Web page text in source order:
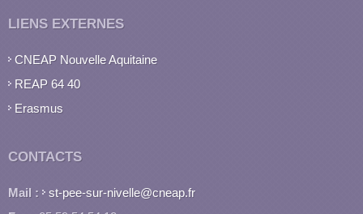
LIENS EXTERNES
CNEAP Nouvelle Aquitaine
REAP 64 40
Erasmus
CONTACTS
Mail :
st-pee-sur-nivelle@cneap.fr